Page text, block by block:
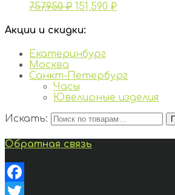
757,950₽ 151,590 ₽
Акции и скидки:
Екатеринбург
Москва
Санкт-Петербург
Часы
Ювелирные изделия
Искать:
Обратная связь
Facebook